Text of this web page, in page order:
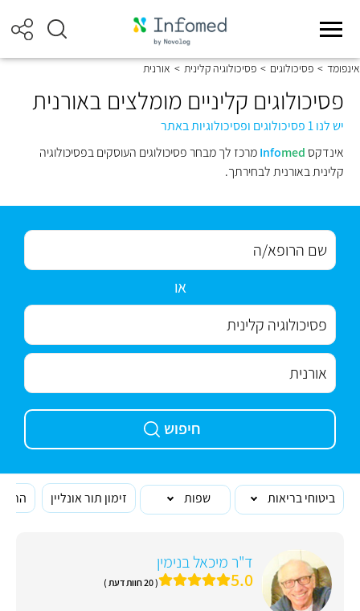
אינפומד > פסיכולוגים > פסיכולוגיה קלינית > אורנית
פסיכולוגים קליניים מומלצים באורנית
יש לנו 1 פסיכולוגים ופסיכולוגיות באתר
אינדקס
Infomed
מרכז לך מבחר פסיכולוגים העוסקים בפסיכולוגיה
קלינית באורנית לבחירתך.
או
חיפוש
ביטוחי בריאות שפות זימון תור אונליין
ד"ר מיכאל בנימין
5.0 ( 20 חוות דעת )